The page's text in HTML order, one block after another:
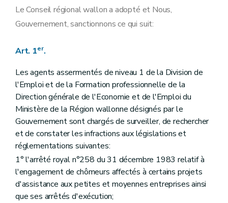
Le Conseil régional wallon a adopté et Nous,
Gouvernement, sanctionnons ce qui suit:
Art. 1er.
Les agents assermentés de niveau 1 de la Division de
l'Emploi et de la Formation professionnelle de la
Direction générale de l'Economie et de l'Emploi du
Ministère de la Région wallonne désignés par le
Gouvernement sont chargés de surveiller, de rechercher
et de constater les infractions aux législations et
réglementations suivantes:
1° l'arrêté royal n°258 du 31 décembre 1983 relatif à
l'engagement de chômeurs affectés à certains projets
d'assistance aux petites et moyennes entreprises ainsi
que ses arrêtés d'exécution;